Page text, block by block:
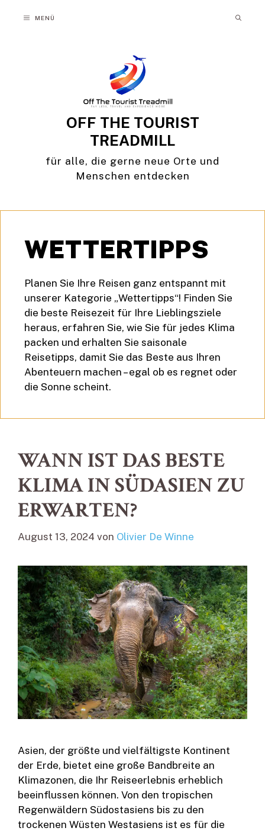
Inhalt
MENÜ
OFF THE TOURIST
TREADMILL
für alle, die gerne neue Orte und
Menschen entdecken
WETTERTIPPS
Planen Sie Ihre Reisen ganz entspannt mit
unserer Kategorie „Wettertipps“! Finden Sie
die beste Reisezeit für Ihre Lieblingsziele
heraus, erfahren Sie, wie Sie für jedes Klima
packen und erhalten Sie saisonale
Reisetipps, damit Sie das Beste aus Ihren
Abenteuern machen – egal ob es regnet oder
die Sonne scheint.
WANN IST DAS BESTE
KLIMA IN SÜDASIEN ZU
ERWARTEN?
August 13, 2024 von Olivier De Winne
Asien, der größte und vielfältigste Kontinent
der Erde, bietet eine große Bandbreite an
Klimazonen, die Ihr Reiseerlebnis erheblich
beeinflussen können. Von den tropischen
Regenwäldern Südostasiens bis zu den
trockenen Wüsten Westasiens ist es für die